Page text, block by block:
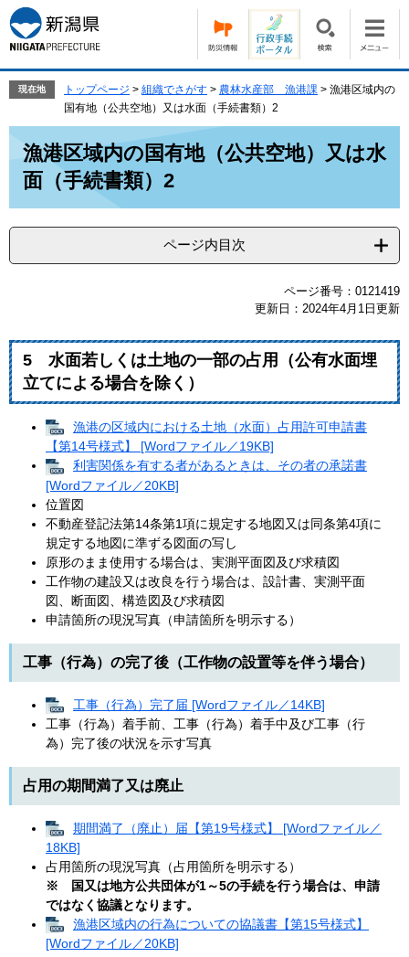
ー
ジ
の
で
す。
ニ
ュ
ー
ば
現在地 トップページ > 組織でさがす > 農林水産部 漁港課 > 漁港区域内の
国有地（公共空地）又は水面（手続書類）2
漁港区域内の国有地（公共空地）又は水
面（手続書類）2
ページ内目次
ページ番号：0121419
更新日：2024年4月1日更新
5 水面若しくは土地の一部の占用（公有水面埋
立てによる場合を除く）
漁港の区域内における土地（水面）占用許可申請書
【第14号様式】 [Wordファイル／19KB]
利害関係を有する者があるときは、その者の承諾書
[Wordファイル／20KB]
位置図
不動産登記法第14条第1項に規定する地図又は同条第4項に
規定する地図に準ずる図面の写し
原形のまま使用する場合は、実測平面図及び求積図
工作物の建設又は改良を行う場合は、設計書、実測平面
図、断面図、構造図及び求積図
申請箇所の現況写真（申請箇所を明示する）
工事（行為）の完了後（工作物の設置等を伴う場合）
工事（行為）完了届 [Wordファイル／14KB]
工事（行為）着手前、工事（行為）着手中及び工事（行
為）完了後の状況を示す写真
占用の期間満了又は廃止
期間満了（廃止）届【第19号様式】 [Wordファイル／
18KB]
占用箇所の現況写真（占用箇所を明示する）
※ 国又は地方公共団体が1～5の手続を行う場合は、申請
ではなく協議となります。
漁港区域内の行為についての協議書【第15号様式】
[Wordファイル／20KB]